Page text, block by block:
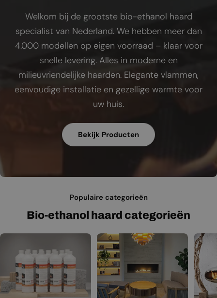
Welkom bij de grootste bio-ethanol haard
specialist van Nederland. We hebben meer dan
4.000 modellen op eigen voorraad – klaar voor
snelle levering. Alles in moderne en
milieuvriendelijke haarden. Elegante vlammen,
eenvoudige installatie en gezellige warmte voor
uw huis.
Bekijk Producten
Populaire categorieën
Bio-ethanol haard categorieën